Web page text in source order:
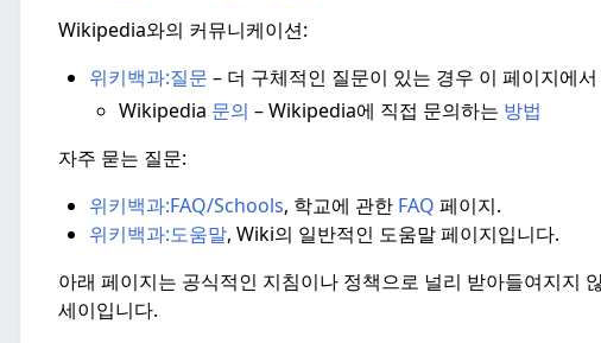
Wikipedia와의 커뮤니케이션:
위키백과:질문 – 더 구체적인 질문이 있는 경우 이 페이지에
Wikipedia 문의 – Wikipedia에 직접 문의하는 방법
자주 묻는 질문:
위키백과:FAQ/Schools, 학교에 관한 FAQ 페이지.
위키백과:도움말, Wiki의 일반적인 도움말 페이지입니다.
아래 페이지는 공식적인 지침이나 정책으로 널리 받아들여지지
세이입니다.